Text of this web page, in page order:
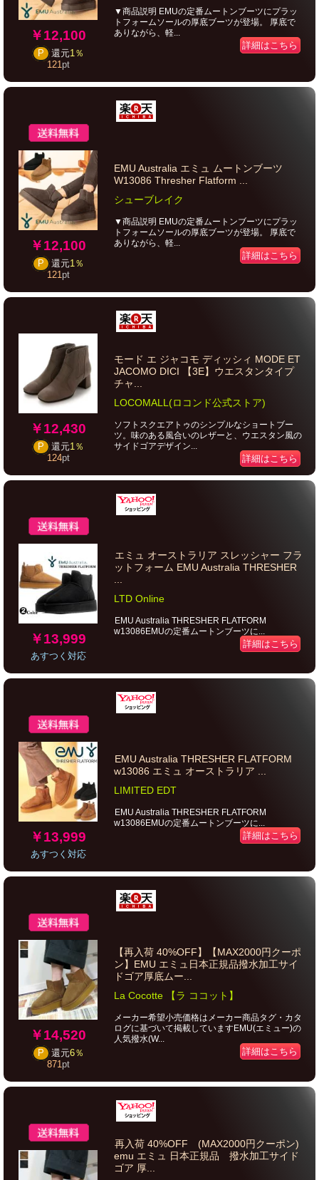
￥12,100
P 還元1％
121pt
▼商品説明 EMUの定番ムートンブーツにプラッ
トフォームソールの厚底ブーツが登場。 厚底で
ありながら、軽...
詳細はこちら
￥12,100
P 還元1％
121pt
EMU Australia エミュ ムートンブーツ
W13086 Thresher Flatform ...
シューブレイク
▼商品説明 EMUの定番ムートンブーツにプラッ
トフォームソールの厚底ブーツが登場。 厚底で
ありながら、軽...
詳細はこちら
￥12,430
P 還元1％
124pt
モード エ ジャコモ ディッシィ MODE ET
JACOMO DICI 【3E】ウエスタンタイプ
チャ...
LOCOMALL(ロコンド公式ストア)
ソフトスクエアトゥのシンプルなショートブー
ツ。味のある風合いのレザーと、ウエスタン風の
サイドゴアデザイン...
詳細はこちら
￥13,999
あすつく対応
エミュ オーストラリア スレッシャー フラ
ットフォーム EMU Australia THRESHER
LTD Online
EMU Australia THRESHER FLATFORM
w13086EMUの定番ムートンブーツに...
詳細はこちら
￥13,999
あすつく対応
EMU Australia THRESHER FLATFORM
w13086 エミュ オーストラリア ...
LIMITED EDT
EMU Australia THRESHER FLATFORM
w13086EMUの定番ムートンブーツに...
詳細はこちら
￥14,520
P 還元6％
871pt
【再入荷 40%OFF】【MAX2000円クーポ
ン】EMU エミュ日本正規品撥水加工サイ
ドゴア厚底ムー...
La Cocotte 【ラ ココット】
メーカー希望小売価格はメーカー商品タグ・カタ
ログに基づいて掲載していますEMU(エミュー)の
人気撥水(W...
詳細はこちら
再入荷 40%OFF (MAX2000円クーポン)
emu エミュ 日本正規品 撥水加工サイド
ゴア 厚...